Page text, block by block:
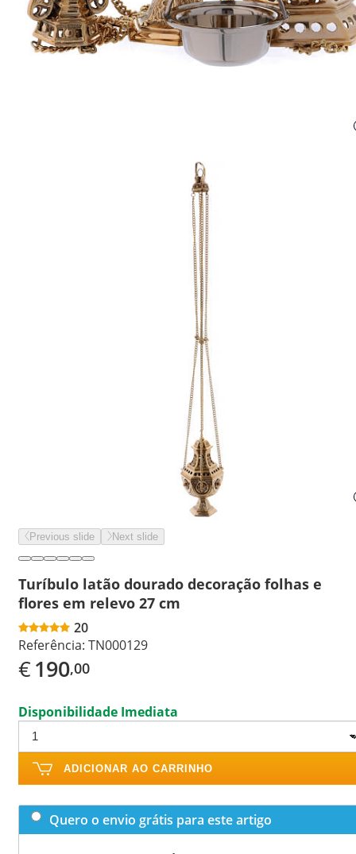
Previous slide Next slide
Turíbulo latão dourado decoração folhas e
flores em relevo 27 cm
20
Referência: TN000129
€190,00
Disponibilidade Imediata
ADICIONAR AO CARRINHO
Quero o envio grátis para este artigo